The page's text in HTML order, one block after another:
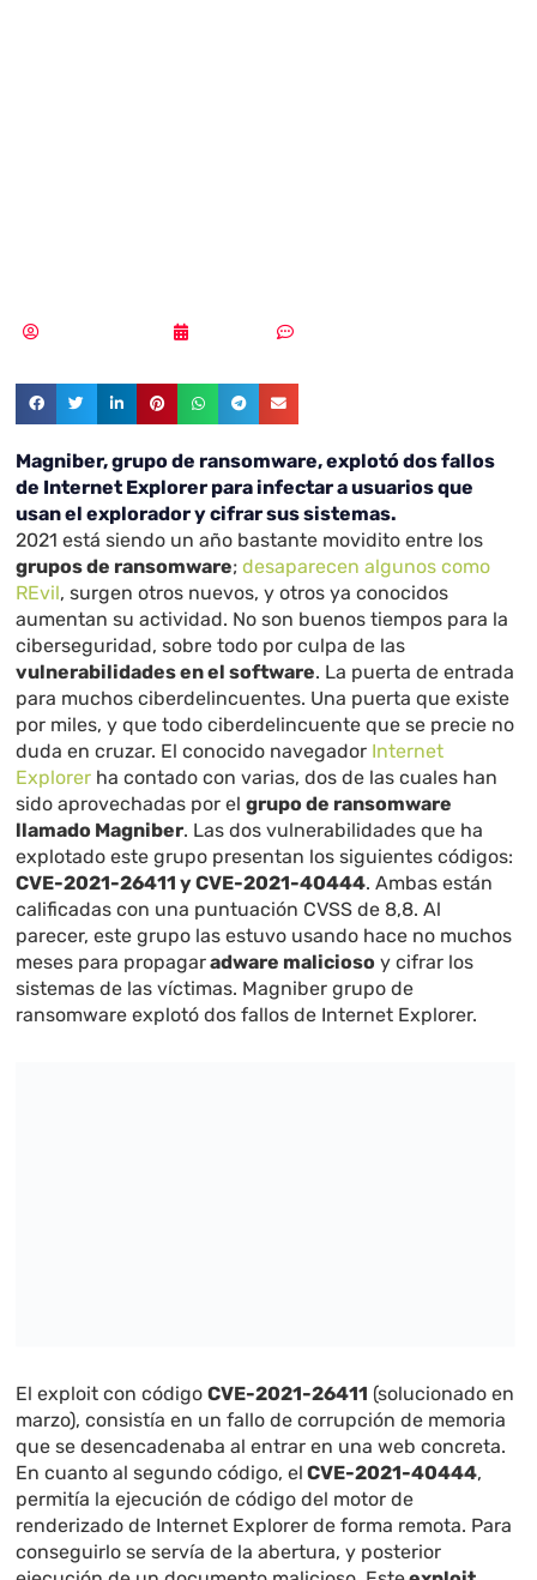
Magniber, grupo de ransomware, explotó dos fallos
de Internet Explorer para infectar a usuarios que
usan el explorador y cifrar sus sistemas.
2021 está siendo un año bastante movidito entre los
grupos de ransomware;desaparecen algunos como
REvil, surgen otros nuevos, y otros ya conocidos
aumentan su actividad. No son buenos tiempos para la
ciberseguridad, sobre todo por culpa de las
vulnerabilidades en el software. La puerta de entrada
para muchos ciberdelincuentes. Una puerta que existe
por miles, y que todo ciberdelincuente que se precie no
duda en cruzar. El conocido navegador Internet
Explorer ha contado con varias, dos de las cuales han
sido aprovechadas por elgrupo de ransomware
llamado Magniber. Las dos vulnerabilidades que ha
explotado este grupo presentan los siguientes códigos:
CVE-2021-26411 y CVE-2021-40444. Ambas están
calificadas con una puntuación CVSS de 8,8. Al
parecer, este grupo las estuvo usando hace no muchos
meses para propagaradware malicioso y cifrar los
sistemas de las víctimas. Magniber grupo de
ransomware explotó dos fallos de Internet Explorer.
El exploit con códigoCVE-2021-26411 (solucionado en
marzo), consistía en un fallo de corrupción de memoria
que se desencadenaba al entrar en una web concreta.
En cuanto al segundo código, el CVE-2021-40444,
permitía la ejecución de código del motor de
renderizado de Internet Explorer de forma remota. Para
conseguirlo se servía de la abertura, y posterior